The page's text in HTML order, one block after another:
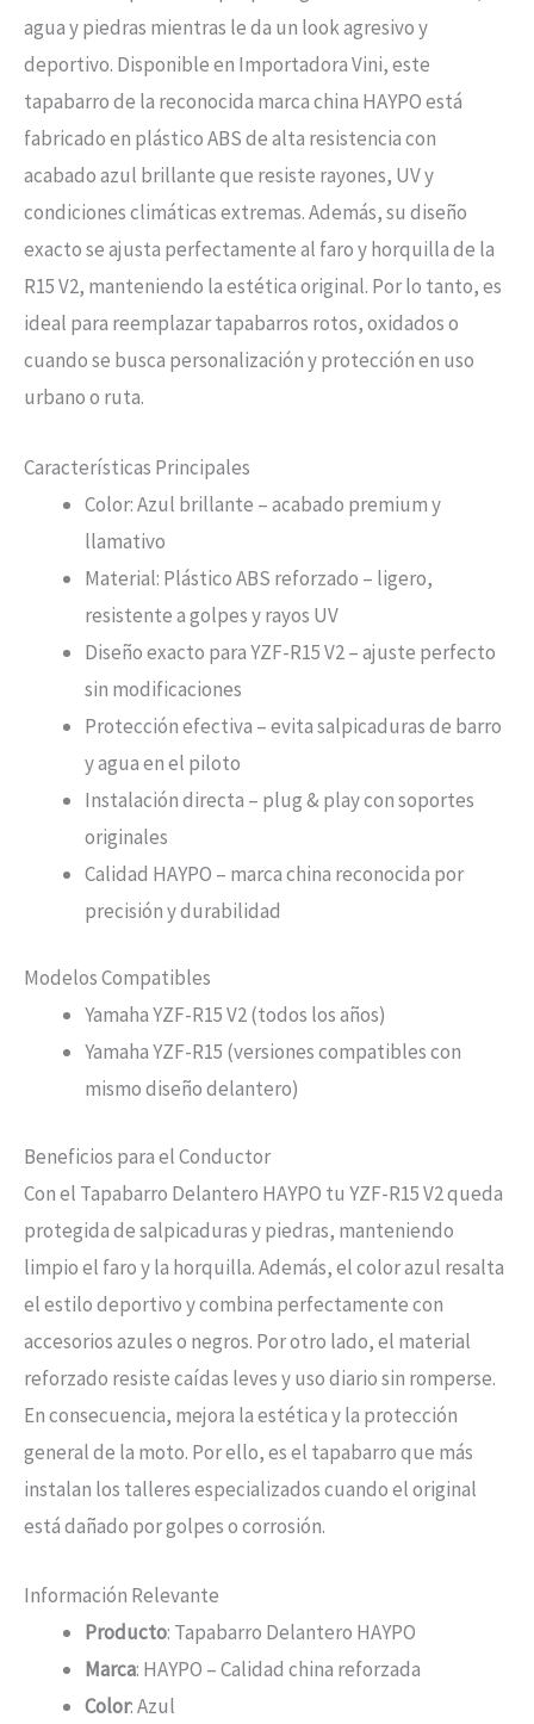
agua y piedras mientras le da un look agresivo y
deportivo. Disponible en Importadora Vini, este
tapabarro de la reconocida marca china HAYPO está
fabricado en plástico ABS de alta resistencia con
acabado azul brillante que resiste rayones, UV y
condiciones climáticas extremas. Además, su diseño
exacto se ajusta perfectamente al faro y horquilla de la
R15 V2, manteniendo la estética original. Por lo tanto, es
ideal para reemplazar tapabarros rotos, oxidados o
cuando se busca personalización y protección en uso
urbano o ruta.
Características Principales
Color: Azul brillante – acabado premium y
llamativo
Material: Plástico ABS reforzado – ligero,
resistente a golpes y rayos UV
Diseño exacto para YZF-R15 V2 – ajuste perfecto
sin modificaciones
Protección efectiva – evita salpicaduras de barro
y agua en el piloto
Instalación directa – plug & play con soportes
originales
Calidad HAYPO – marca china reconocida por
precisión y durabilidad
Modelos Compatibles
Yamaha YZF-R15 V2 (todos los años)
Yamaha YZF-R15 (versiones compatibles con
mismo diseño delantero)
Beneficios para el Conductor
Con el Tapabarro Delantero HAYPO tu YZF-R15 V2 queda
protegida de salpicaduras y piedras, manteniendo
limpio el faro y la horquilla. Además, el color azul resalta
el estilo deportivo y combina perfectamente con
accesorios azules o negros. Por otro lado, el material
reforzado resiste caídas leves y uso diario sin romperse.
En consecuencia, mejora la estética y la protección
general de la moto. Por ello, es el tapabarro que más
instalan los talleres especializados cuando el original
está dañado por golpes o corrosión.
Información Relevante
Producto: Tapabarro Delantero HAYPO
Marca: HAYPO – Calidad china reforzada
Color: Azul